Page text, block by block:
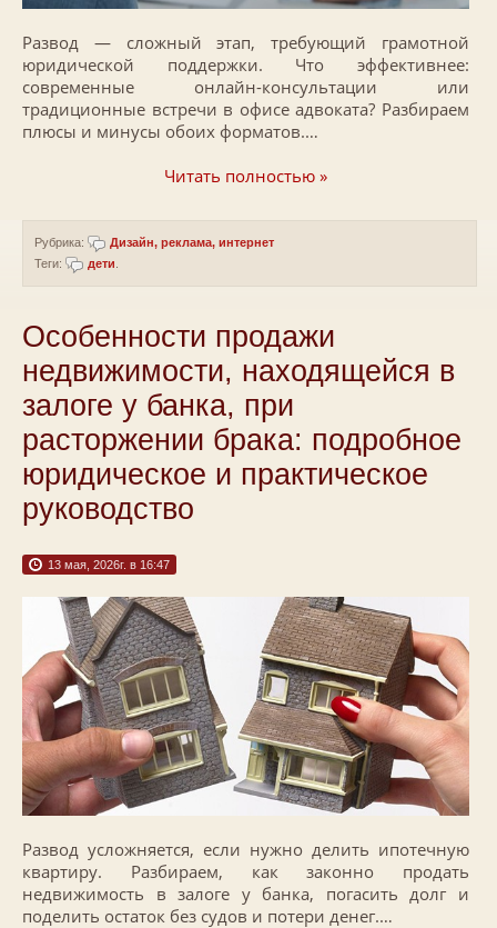
Развод — сложный этап, требующий грамотной
юридической поддержки. Что эффективнее:
современные онлайн-консультации или
традиционные встречи в офисе адвоката? Разбираем
плюсы и минусы обоих форматов.…
Читать полностью »
Рубрика:
Дизайн, реклама, интернет
Теги:
дети
Особенности продажи
недвижимости, находящейся в
залоге у банка, при
расторжении брака: подробное
юридическое и практическое
руководство
13 мая, 2026г. в 16:47
Развод усложняется, если нужно делить ипотечную
квартиру. Разбираем, как законно продать
недвижимость в залоге у банка, погасить долг и
поделить остаток без судов и потери денег.…